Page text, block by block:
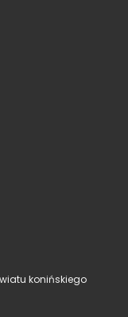
konińskiego